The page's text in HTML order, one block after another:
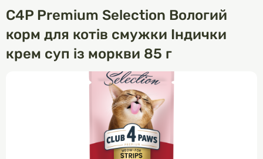
+38 (068) 479 28
76
C4P Premium Selection Вологий
корм для котів смужки Індички
крем суп із моркви 85 г